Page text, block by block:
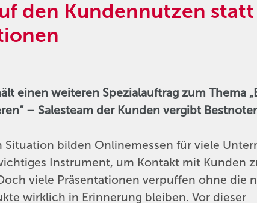
den Kundennutzen statt
einen weiteren Spezialauftrag zum Thema
– Salesteam der Kunden vergibt
Situation bilden Onlinemessen für viele
Instrument, um Kontakt mit Kunden
viele Präsentationen verpuffen ohne die
wirklich in Erinnerung bleiben. Vor dieser